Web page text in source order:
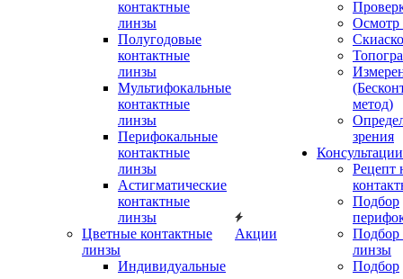
контактные
линзы
Полугодовые
контактные
линзы
Мультифокальные
контактные
линзы
Перифокальные
контактные
линзы
Астигматические
контактные
линзы
Цветные контактные
линзы
Индивидуальные
Акции
Осмотр
метод)
зрения
Рецепт
Подбор
Подбор
линзы
Подбор